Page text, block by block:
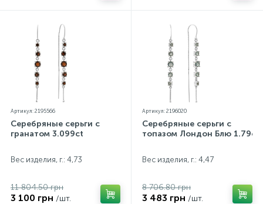
Артикул: 2195566
Серебряные серьги с
гранатом 3.099ct
Вес изделия, г.: 4,73
11 804.50 грн
3 100 грн /шт.
Артикул: 2196020
Серебряные серьги с
топазом Лондон Блю 1.79ct
Вес изделия, г.: 4,47
8 706.80 грн
3 483 грн /шт.